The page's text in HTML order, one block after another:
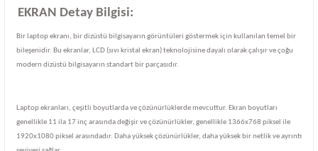
EKRAN Detay Bilgisi:
Bir laptop ekranı, bir dizüstü bilgisayarın görüntüleri göstermek için kullanılan temel bir
bileşenidir. Bu ekranlar, LCD (sıvı kristal ekran) teknolojisine dayalı olarak çalışır ve çoğu
modern dizüstü bilgisayarın standart bir parçasıdır.
Laptop ekranları, çeşitli boyutlarda ve çözünürlüklerde mevcuttur. Ekran boyutları
genellikle 11 ila 17 inç arasında değişir ve çözünürlükler, genellikle 1366x768 piksel ile
1920x1080 piksel arasındadır. Daha yüksek çözünürlükler, daha yüksek bir netlik ve ayrıntı